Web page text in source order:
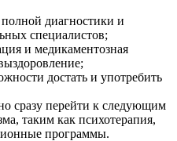
диагностики и
специалистов;
и медикаментозная
достать и употребить
сразу перейти к следующим
таким как психотерапия,
программы.